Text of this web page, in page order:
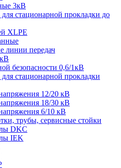
3кВ
стационарной прокладки до
XLPE
линии передач
безопасности 0,6/1кВ
стационарной прокладки
12/20 кВ
18/30 кВ
6/10 кВ
трубы, сервисные стойки
DKC
IEK